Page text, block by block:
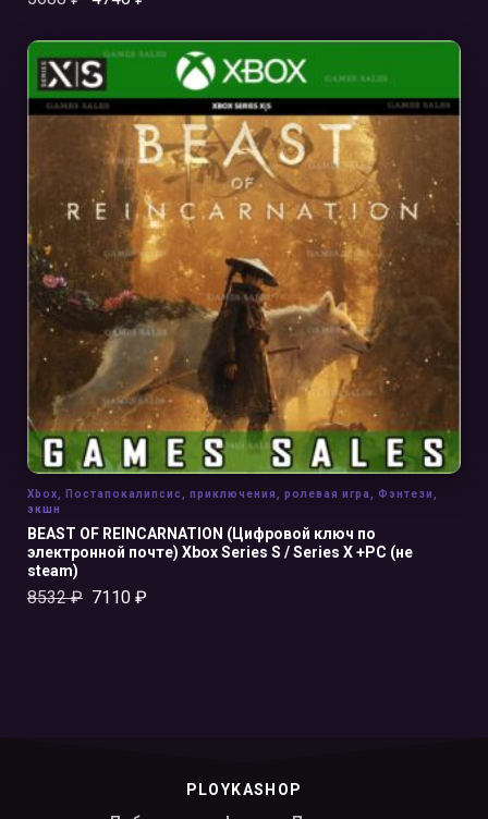
В КОРЗИНУ
BEAST OF REINCARNATION (Цифровой ключ по
электронной почте) Xbox Series S / Series X +PC (не
steam)
8532₽ 7110 ₽
Xbox, Постапокалипсис, приключения, ролевая игра, Фэнтези,
экшн
PLOYKASHOP